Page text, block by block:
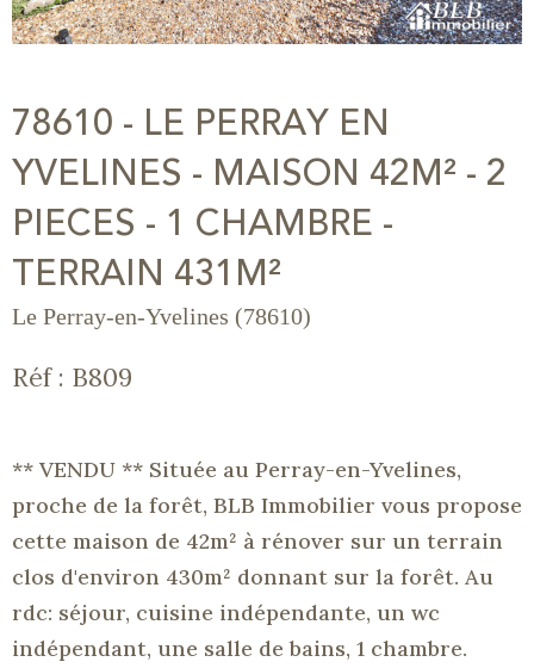
78610 - LE PERRAY EN
YVELINES - MAISON 42M² - 2
PIECES - 1 CHAMBRE -
TERRAIN 431M²
Le Perray-en-Yvelines (78610)
Réf : B809
** VENDU ** Située au Perray-en-Yvelines,
proche de la forêt, BLB Immobilier vous propose
cette maison de 42m² à rénover sur un terrain
clos d'environ 430m² donnant sur la forêt. Au
rdc: séjour, cuisine indépendante, un wc
indépendant, une salle de bains, 1 chambre.